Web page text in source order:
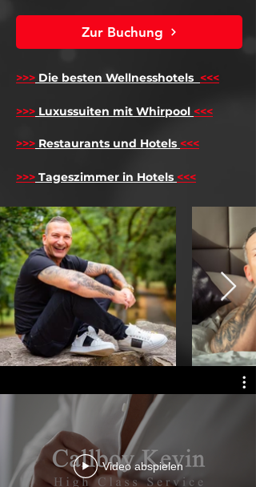
Zur Buchung
>>> Die besten Wellnesshotels <<<
>>> Luxussuiten mit Whirpool <<<
>>> Restaurants und Hotels <<<
>>> Tageszimmer in Hotels <<<
Video abspielen